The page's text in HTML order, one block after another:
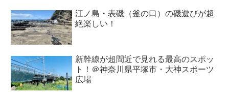
江ノ島・表磯（釜の口）の磯遊びが超
絶楽しい！
新幹線が超間近で見れる最高のスポッ
ト！＠神奈川県平塚市・大神スポーツ
広場